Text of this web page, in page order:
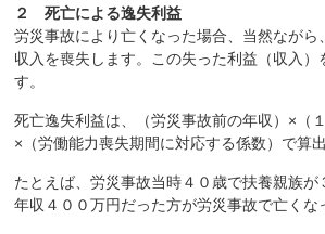
２死亡による逸失利益
労災事故により亡くなった場合、当然ながら
収入を喪失します。この失った利益（収入）
す。
死亡逸失利益は、（労災事故前の年収）×（
×（労働能力喪失期間に対応する係数）で算出
たとえば、労災事故当時４０歳で扶養親族が
年収４００万円だった方が労災事故で亡くな